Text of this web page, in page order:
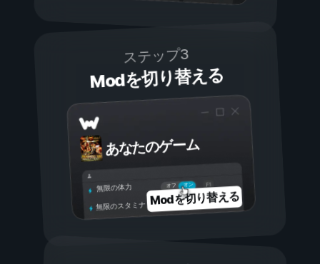
ステップ3
Modを切り替える
あなたのゲーム
オン
オフ
無限の体力
無限のスタミナ Modを切り替える